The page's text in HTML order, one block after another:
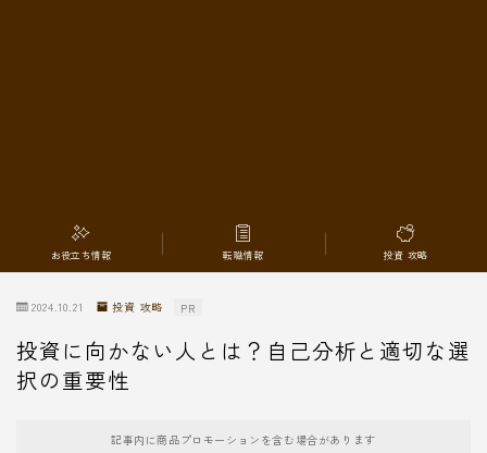
お役立ち情報 転職情報 投資 攻略
2024.10.21 投資 攻略 PR
投資に向かない人とは？自己分析と適切な選
択の重要性
記事内に商品プロモーションを含む場合があります